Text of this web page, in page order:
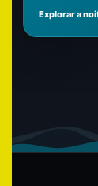
Explorar a